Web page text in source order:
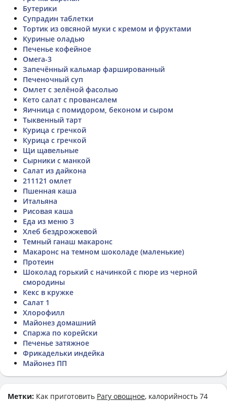
Бутерики
Супрадин таблетки
Тортик из овсяной муки с кремом и фруктами
Куриные оладью
Печенье кофейное
Омега-3
Запечённый кальмар фаршированный
Печеночный суп
Омлет с зелёной фасолью
Кето салат с провансалем
Яичница с помидором, беконом и сыром
Тыквенный тарт
Курица с гречкой
Курица с гречкой
Щи щавельные
Сырники с манкой
Салат из дайкона
211121 омлет
Пшенная каша
Итальяна
Рисовая каша
Еда из меню 3
Хлеб бездрожжевой
Темный ганаш макаронс
Макаронс на темном шоколаде (маленькие)
Протеин
Шоколад горький с начинкой с пюре из черной
смородины
Кекс в кружке
Салат 1
Хлорофилл
Майонез домашний
Спаржа по корейски
Печенье затяжное
Фрикадельки индейка
Майонез ПП
Метки: Как приготовить Рагу овощное, калорийность 74